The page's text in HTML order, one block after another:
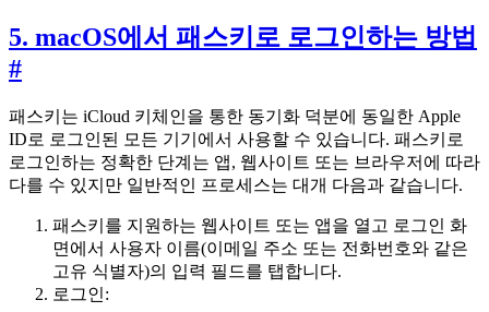
5. macOS에서 패스키로 로그인하는 방법
#
패스키는 iCloud 키체인을 통한 동기화 덕분에 동일한 Apple
ID로 로그인된 모든 기기에서 사용할 수 있습니다. 패스키로
로그인하는 정확한 단계는 앱, 웹사이트 또는 브라우저에 따라
다를 수 있지만 일반적인 프로세스는 대개 다음과 같습니다.
패스키를 지원하는 웹사이트 또는 앱을 열고 로그인 화
면에서 사용자 이름(이메일 주소 또는 전화번호와 같은
고유 식별자)의 입력 필드를 탭합니다.
로그인: